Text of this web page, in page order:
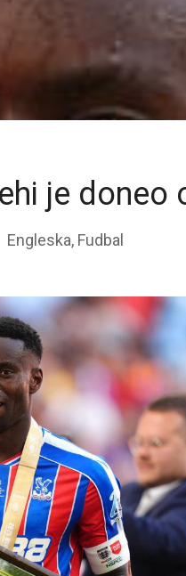
je doneo
Engleska, Fudbal